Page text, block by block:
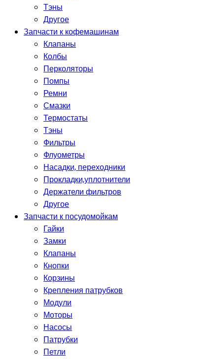
Тэны
Другое
Запчасти к кофемашинам
Клапаны
Колбы
Перколяторы
Помпы
Ремни
Смазки
Термостаты
Тэны
Фильтры
Флуометры
Насадки, переходники
Прокладки,уплотнители
Держатели фильтров
Другое
Запчасти к посудомойкам
Гайки
Замки
Клапаны
Кнопки
Корзины
Крепления патрубков
Модули
Моторы
Насосы
Патрубки
Петли